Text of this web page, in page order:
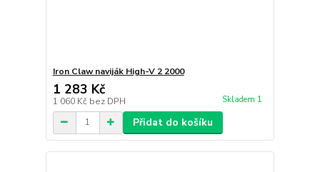
Iron Claw naviják High-V 2 2000
1 283 Kč
1 060 Kč bez DPH Skladem 1
Přidat do košíku